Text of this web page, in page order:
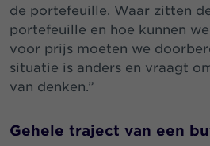
de portefeuille. Waar zitten
portefeuille en hoe kunnen
voor prijs moeten we
situatie is anders en vraagt
van denken.”
Gehele traject van een